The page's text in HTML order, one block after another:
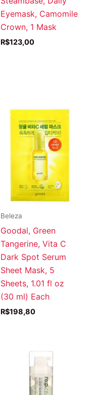
Eyemask, Camomile
Crown, 1 Mask
R$123,00
Beleza
Goodal, Green
Tangerine, Vita C
Dark Spot Serum
Sheet Mask, 5
Sheets, 1.01 fl oz
(30 ml) Each
R$198,80